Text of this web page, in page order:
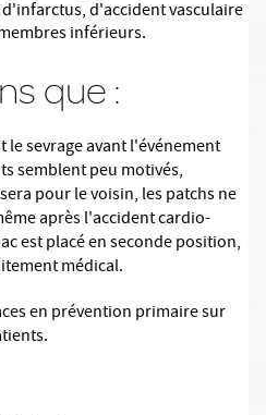
d'accident vasculaire
inférieurs.
que :
le sevrageavant l'événement
semblent peu motivés,
pour le voisin, les patchs ne
après l'accident cardio-
est placé en seconde position,
médical.
en prévention primaire sur
.